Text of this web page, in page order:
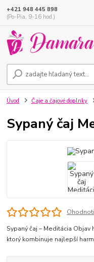
+421 948 445 898
(Po-Pia, 9-16 hod.)
Úvod Čaje a čajové doplnky
Sypaný čaj
Sypaný čaj – Meditácia
ktorý kombinuje najlepší